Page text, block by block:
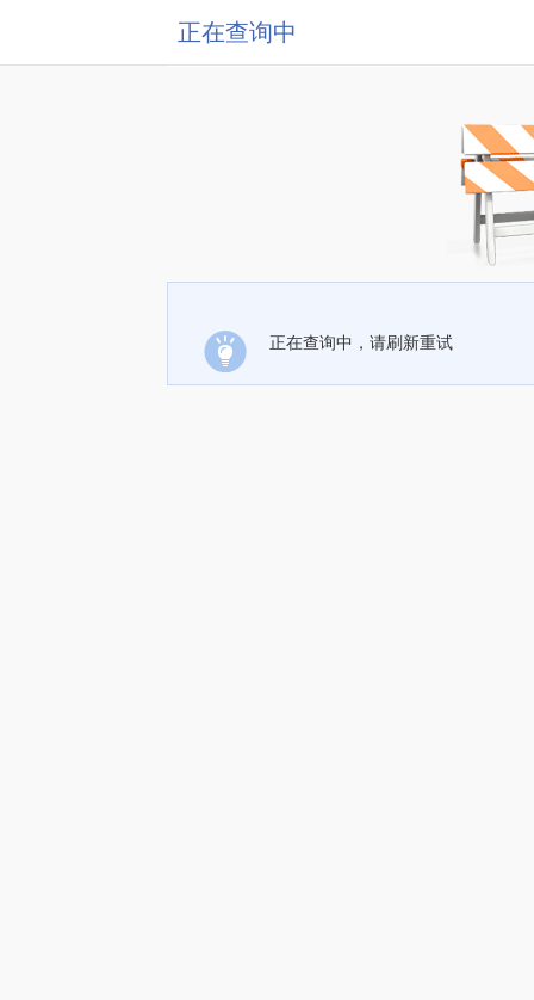
正在查询中
正在查询中，请刷新重试